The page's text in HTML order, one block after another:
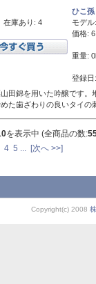
在庫あり: 4
ひこ
モデル:
価格:
重量:
登録
田錦を用いた吟醸です
めた歯ざわりの良いタイ
を表示中 (全商品の数:
4 5 [次へ >>]
Copyright(c) 2008